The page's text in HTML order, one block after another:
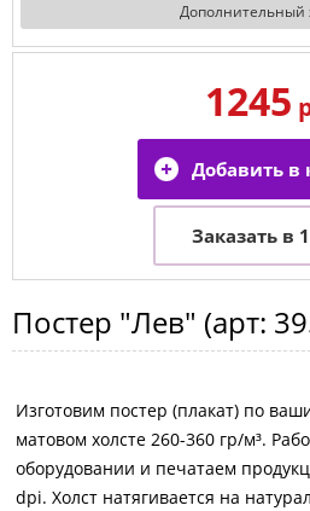
Дополнительный
1245
Постер "Лев" (арт:
Изготовим постер (плакат) по
матовом холсте 260-360 гр/м³.
оборудовании и печатаем
dpi. Холст натягивается на